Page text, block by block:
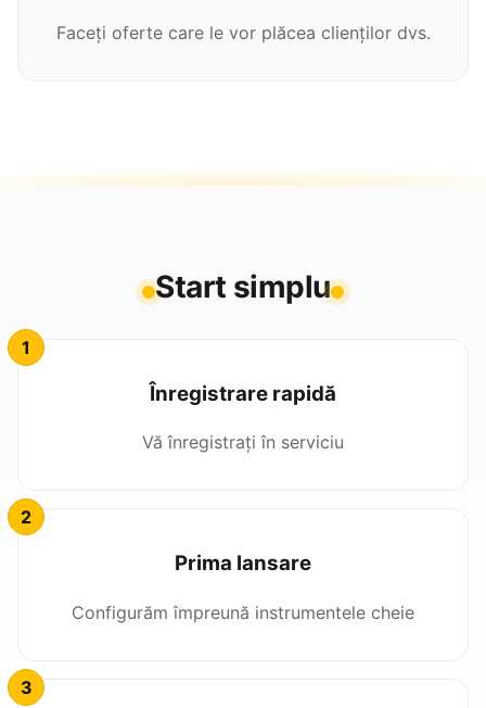
Faceți oferte care le vor plăcea clienților dvs.
Start simplu
Înregistrare rapidă
Vă înregistrați în serviciu
Prima lansare
Configurăm împreună instrumentele cheie